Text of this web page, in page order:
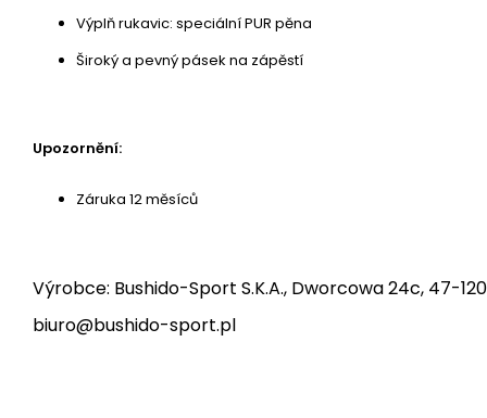
Výplň rukavic: speciální PUR pěna
Široký a pevný pásek na zápěstí
Upozornění:
Záruka 12 měsíců
Výrobce: Bushido-Sport S.K.A., Dworcowa 24c, 47-
biuro@bushido-sport.pl